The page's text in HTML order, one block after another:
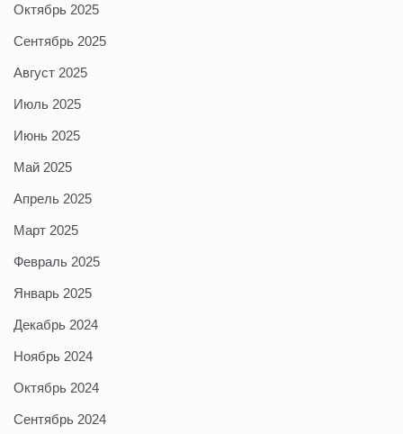
Октябрь 2025
Сентябрь 2025
Август 2025
Июль 2025
Июнь 2025
Май 2025
Апрель 2025
Март 2025
Февраль 2025
Январь 2025
Декабрь 2024
Ноябрь 2024
Октябрь 2024
Сентябрь 2024